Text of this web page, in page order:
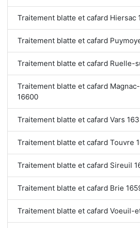
Traitement blatte et cafard Hiersac
Traitement blatte et cafard
Traitement blatte et cafard Ruelle-
Traitement blatte et cafard
16600
Traitement blatte et cafard Vars
Traitement blatte et cafard Touvre
Traitement blatte et cafard Sireuil
Traitement blatte et cafard Brie
Traitement blatte et cafard Voeuil-